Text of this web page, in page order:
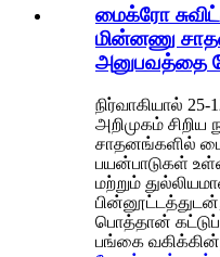
மைக்ரோ
மின்னணு
அனுபவத்தை
நிர்வாகியால்
அறிமுகம்
சாதனங்களில்
பயன்பாடுகள்
மற்றும்
பொத்தான்
பங்கை